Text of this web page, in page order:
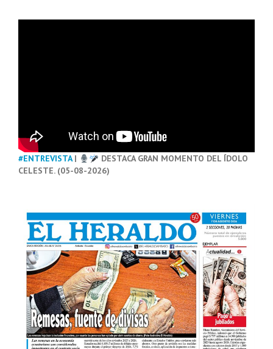
#ENTREVISTA|
DESTACA GRAN MOMENTO DEL ÍDOLO
CELESTE. (05-08-2026)